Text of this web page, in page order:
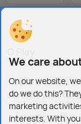
Jesteśmy też tu:
We care
On our website,
do we do this?
marketing
interests. With